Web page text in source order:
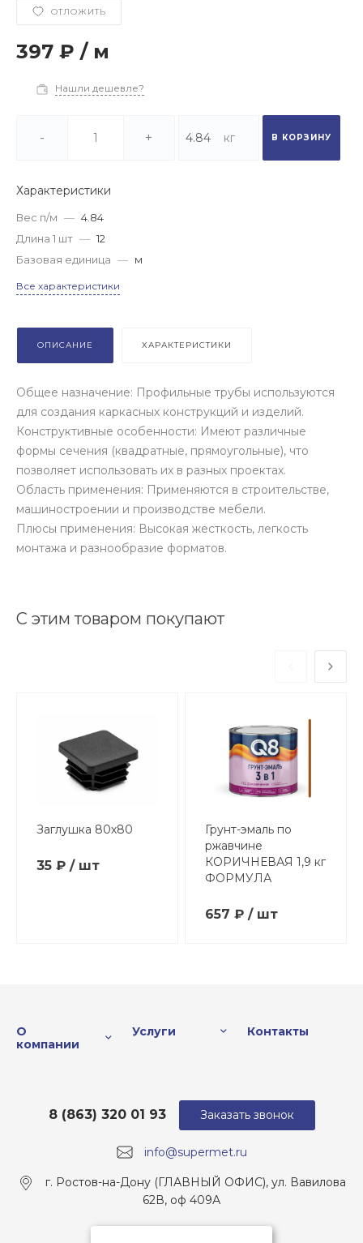
ОТЛОЖИТЬ
397 ₽ / м
Нашли дешевле?
- + В КОРЗИНУ
Характеристики
Вес п/м — 4.84
Длина 1 шт — 12
Базовая единица — м
Все характеристики
ОПИСАНИЕ ХАРАКТЕРИСТИКИ
Общее назначение: Профильные трубы используются
для создания каркасных конструкций и изделий.
Конструктивные особенности: Имеют различные
формы сечения (квадратные, прямоугольные), что
позволяет использовать их в разных проектах.
Область применения: Применяются в строительстве,
машиностроении и производстве мебели.
Плюсы применения: Высокая жесткость, легкость
монтажа и разнообразие форматов.
С этим товаром покупают
Заглушка 80х80
35 ₽ / шт
Грунт-эмаль по
ржавчине
КОРИЧНЕВАЯ 1,9 кг
ФОРМУЛА
657 ₽ / шт
О
компании
Услуги Контакты
info@supermet.ru
8 (863) 320 01 93
г. Ростов-на-Дону (ГЛАВНЫЙ ОФИС), ул. Вавилова
62В, оф 409А
Заказать звонок